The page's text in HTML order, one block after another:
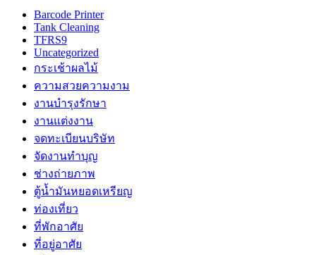
Barcode Printer
Tank Cleaning
TFRS9
Uncategorized
กระเช้าผลไม้
ความสวยความงาม
งานบำรุงรักษา
งานแต่งงาน
จดทะเบียนบริษัท
จัดงานทำบุญ
ช่างถ่ายภาพ
ตู้น้ำมันหยอดเหรียญ
ท่องเที่ยว
ที่พักอาศัย
ที่อยู่อาศัย